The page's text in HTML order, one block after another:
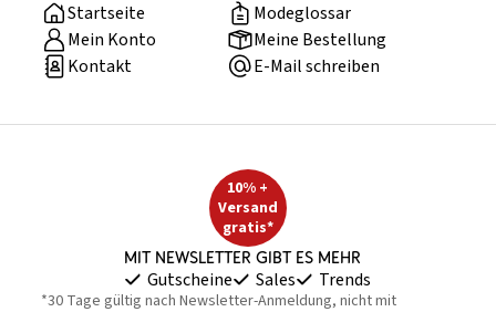
Startseite
Modeglossar
Mein Konto
Meine Bestellung
Kontakt
E-Mail schreiben
10% +
Versand
gratis*
Mit Newsletter gibt es mehr
Gutscheine Sales Trends
*30 Tage gültig nach Newsletter-Anmeldung, nicht mit